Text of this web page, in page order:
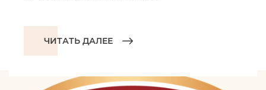
ЧИТАТЬ ДАЛЕЕ